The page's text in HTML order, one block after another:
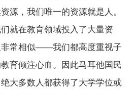
源，我们唯一的资源就是人。
就在教育领域投入了大量资
非常相似——我们都高度重视子
育倾注心血。因此马耳他国民
大多数人都获得了大学学位或